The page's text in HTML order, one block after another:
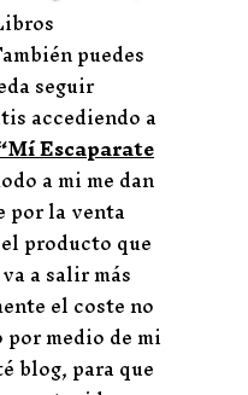
puedes
seguir
accediendo a
Escaparate
a mi me dan
por la venta
producto que
a salir más
el coste no
medio de mi
blog, para que